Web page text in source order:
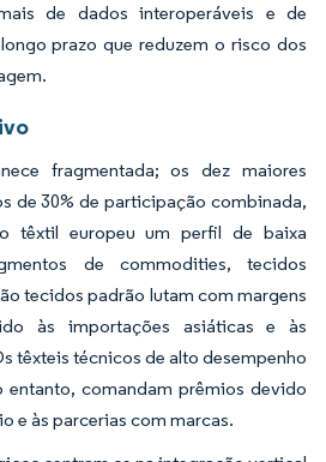
de dados interoperáveis e de
prazo que reduzem o risco dos
fragmentada; os dez maiores
de 30% de participação combinada,
têxtil europeu um perfil de baixa
de commodities, tecidos
tecidos padrão lutam com margens
às importações asiáticas e às
têxteis técnicos de alto desempenho
entanto, comandam prêmios devido
e às parcerias com marcas.